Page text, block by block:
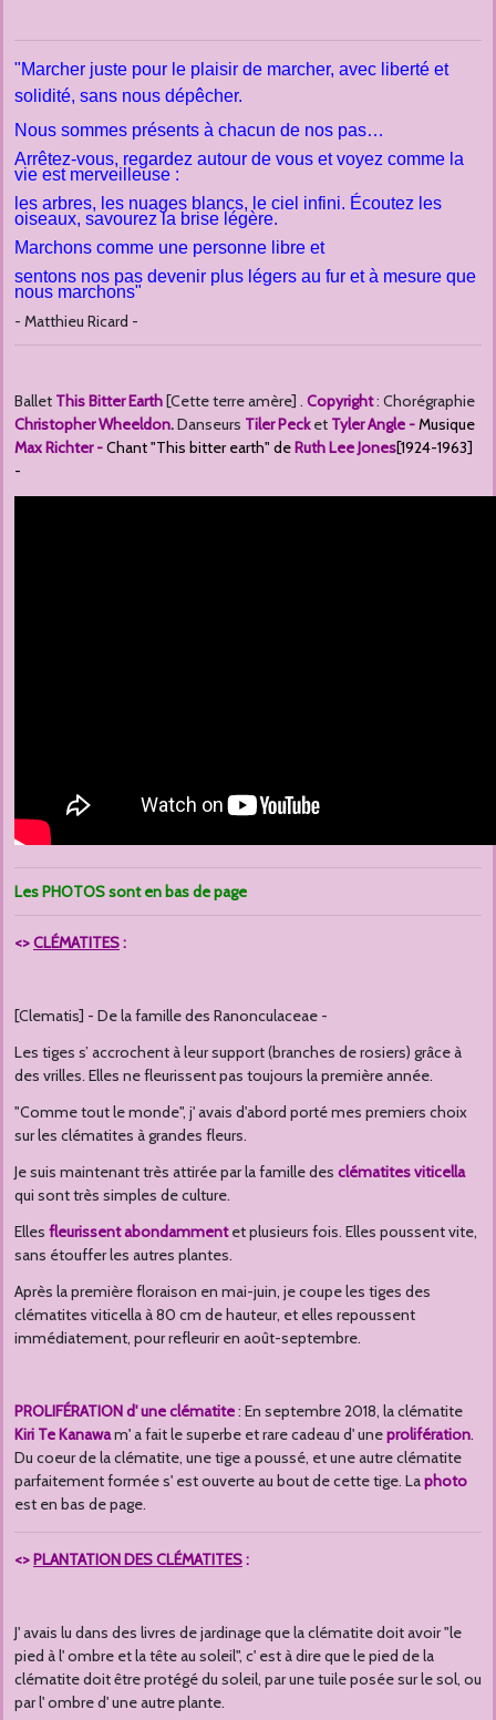
"Marcher juste pour le plaisir de marcher, avec liberté et
solidité, sans nous dépêcher.
Nous sommes présents à chacun de nos pas…
Arrêtez-vous, regardez autour de vous et voyez comme la
vie est merveilleuse :
les arbres, les nuages blancs, le ciel infini. Écoutez les
oiseaux, savourez la brise légère.
Marchons comme une personne libre et
sentons nos pas devenir plus légers au fur et à mesure que
nous marchons"
- Matthieu Ricard -
Ballet This Bitter Earth[Cette terre amère] . Copyright: Chorégraphie
Christopher Wheeldon.Danseurs Tiler Pecket Tyler Angle -Musique
Max Richter-Chant "This bitter earth" deRuth Lee Jones[1924-1963]
-
Les PHOTOS sont en bas de page
<>CLÉMATITES:
[Clematis] - De la famille des Ranonculaceae -
Les tiges s’ accrochent à leur support (branches de rosiers) grâce à
des vrilles. Elles ne fleurissent pas toujours la première année.
"Comme tout le monde", j' avais d'abord porté mes premiers choix
sur les clématites à grandes fleurs.
Je suis maintenant très attirée par la famille des clématitesviticella
qui sont très simples de culture.
Elles fleurissent abondammentet plusieurs fois. Elles poussent vite,
sans étouffer les autres plantes.
Après la première floraison en mai-juin, je coupe les tiges des
clématites viticella à 80 cm de hauteur, et elles repoussent
immédiatement, pour refleurir en août-septembre.
PROLIFÉRATION d' une clématite: En septembre 2018, la clématite
Kiri Te Kanawam' a fait le superbe et rare cadeau d' uneprolifération.
Du coeur de la clématite, une tige a poussé, et une autre clématite
parfaitement formée s' est ouverte au bout de cette tige. Laphoto
est en bas de page.
<>PLANTATION DES CLÉMATITES:
J' avais lu dans des livres de jardinage que la clématite doit avoir "le
pied à l' ombre et la tête au soleil", c' est à dire que le pied de la
clématite doit être protégé du soleil, par une tuile posée sur le sol, ou
par l' ombre d' une autre plante.